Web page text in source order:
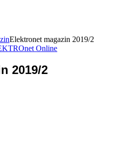
Elektronet magazin 2019/2
Online
2019/2